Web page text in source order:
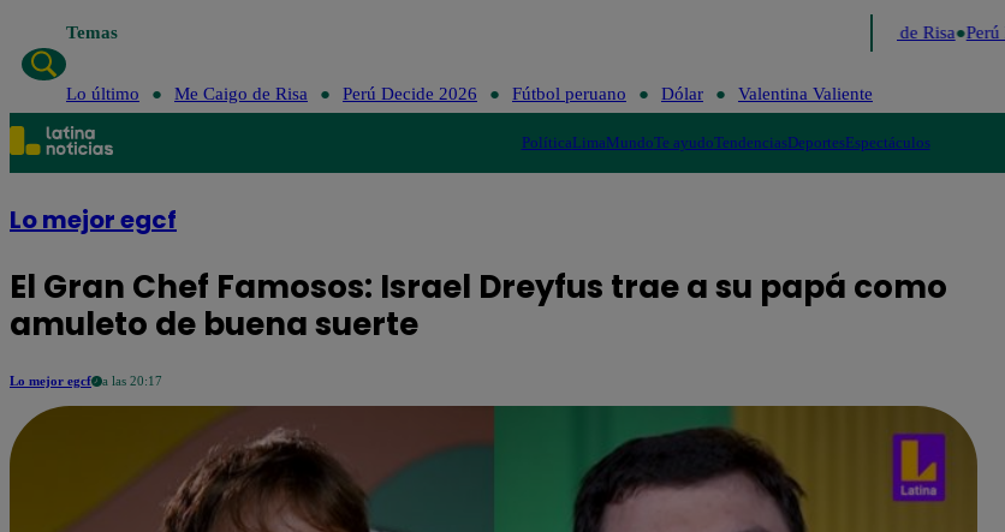
Temas Me Caigo de Risa Perú
Lo último Me Caigo de Risa Perú Decide 2026 Fútbol peruano Dólar Valentina Valiente
PolíticaLimaMundoTe ayudoTendenciasDeportesEspectáculos
Lo mejor egcf
El Gran Chef Famosos: Israel Dreyfus trae a su papá como
amuleto de buena suerte
Lo mejor egcf a las 20:17